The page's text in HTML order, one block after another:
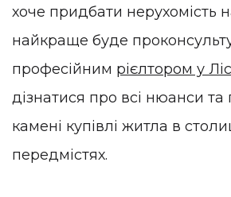
хоче придбати нерухомість
найкраще буде
професійним рієлтором у
дізнатися про всі нюанси та
камені купівлі житла в
передмістях.